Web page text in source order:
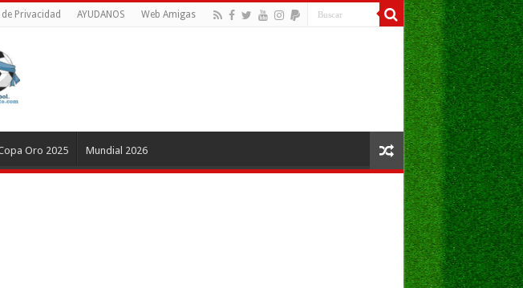
Privacidad AYUDANOS Web Amigas
Oro 2025 Mundial 2026